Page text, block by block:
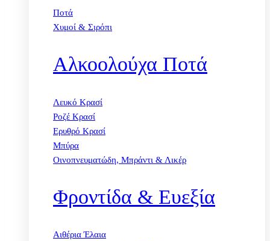
Ποτά
Χυμοί & Σιρόπι
Αλκοολούχα Ποτά
Λευκό Κρασί
Ροζέ Κρασί
Ερυθρό Κρασί
Μπύρα
Οινοπνευματώδη, Μπράντι & Λικέρ
Φροντίδα & Ευεξία
Αιθέρια Έλαια